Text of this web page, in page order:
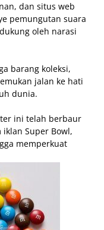
dan situs web
pemungutan suara
oleh narasi
barang koleksi,
jalan ke hati
dunia.
ini telah berbaur
Super Bowl,
memperkuat